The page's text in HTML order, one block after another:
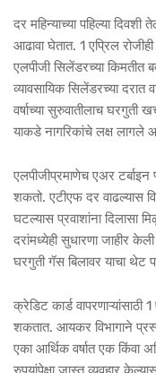
दर महिन्याच्या पहिल्या
आढावा घेतात. 1 एप्रिल
एलपीजी सिलेंडरच्या किमतीत
व्यावसायिक सिलेंडरच्या दरात
वर्षाच्या सुरुवातीलाच घरगुती
याकडे नागरिकांचे लक्ष लागले
एलपीजीप्रमाणेच एअर
शकतो. एटीएफ दर वाढल्यास
घटल्यास प्रवाशांना दिलासा
दरांमध्येही सुधारणा जाहीर
घरगुती गॅस बिलावर याचा थेट
क्रेडिट कार्ड
शकतात. आयकर विभागाने
एका आर्थिक वर्षात एक किंवा